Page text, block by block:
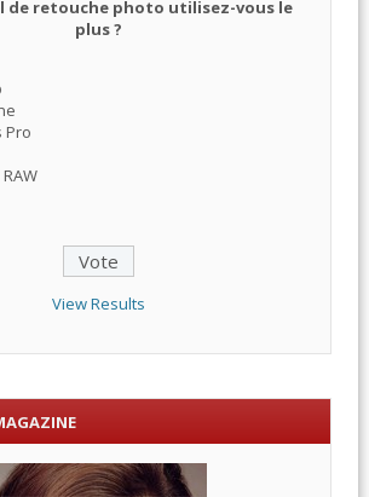
de retouche photo utilisez-vous le
plus ?
Pro
View Results